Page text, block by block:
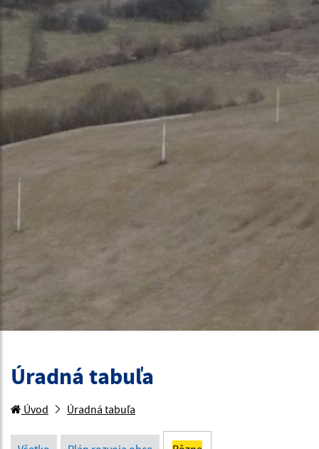
Úradná tabuľa
Úvod Úradná tabuľa